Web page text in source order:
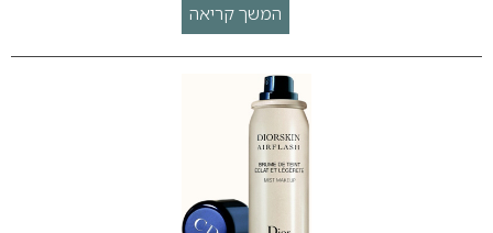
המשך קריאה